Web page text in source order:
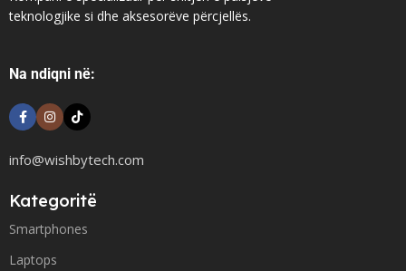
teknologjike si dhe aksesorëve përcjellës.
Na ndiqni në:
info@wishbytech.com
Kategoritë
Smartphones
Laptops